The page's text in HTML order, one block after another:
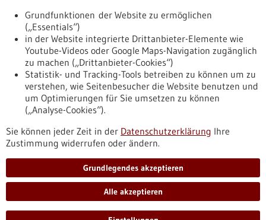
Nach oben
Informiert bleiben
Newsletter abonnieren
Grundfunktionen der Website zu ermöglichen
(„Essentials“)
in der Website integrierte Drittanbieter-Elemente wie
Youtube-Videos oder Google Maps-Navigation zugänglich
zu machen („Drittanbieter-Cookies“)
Statistik- und Tracking-Tools betreiben zu können um zu
verstehen, wie Seitenbesucher die Website benutzen und
um Optimierungen für Sie umsetzen zu können
(„Analyse-Cookies“).
Sie können jeder Zeit in der Datenschutzerklärung Ihre
Zustimmung widerrufen oder ändern.
Grundlegendes akzeptieren
Alle akzeptieren